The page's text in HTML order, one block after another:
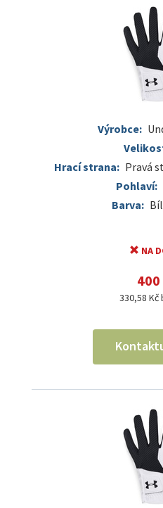
Výrobce:
Hrací strana: Pravá
Pohlaví:
Barva:
NA
400
330,58 Kč